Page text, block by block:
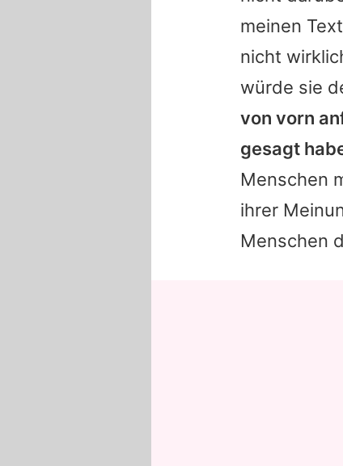
meinen
nicht
würde sie
von vorn
gesagt
Menschen
ihrer
Menschen